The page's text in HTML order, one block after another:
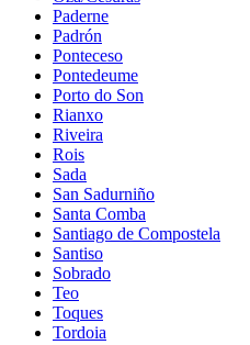
Paderne
Padrón
Ponteceso
Pontedeume
Porto do Son
Rianxo
Riveira
Rois
Sada
San Sadurniño
Santa Comba
Santiago de Compostela
Santiso
Sobrado
Teo
Toques
Tordoia